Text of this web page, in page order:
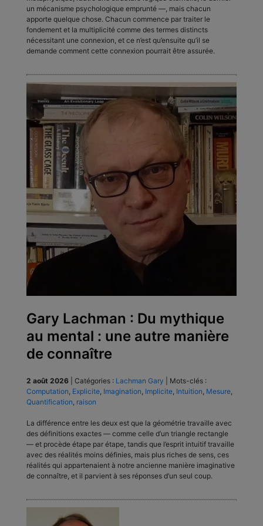
un mécanisme psychologique emprunté —, mais chacun
apporte quelque chose. Chacun commence par traiter le
fondement et la multiplicité comme des termes distincts
nécessitant une connexion, et ce n’est qu’ensuite qu’il se
demande comment cette connexion pourrait être assurée.
Gary Lachman : Du mythique
au mental : une autre manière
de connaître
2 août 2026 Catégories : Lachman Gary
Mots-clés :
Computation, Explicite, Imagination, Implicite, Intuition, Mesure,
Quantification, raison
La différence entre les deux est que la géométrie travaille avec
des définitions exactes — comme celle d’un triangle rectangle
— et procède étape par étape, tandis que l’esprit intuitif travaille
avec des réalités moins définies, mais plus riches de sens, ces
réalités qui appartenaient à notre ancienne manière imaginative
de connaître, et il parvient à ses réponses d’un seul coup.